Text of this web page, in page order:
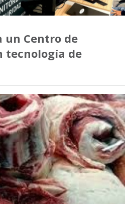
un Centro de
tecnología de